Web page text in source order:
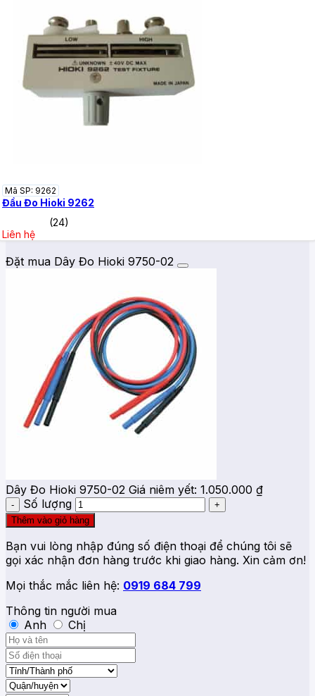
Mã SP: 9262
Đầu Đo Hioki 9262
(24)
Liên hệ
Đặt mua Dây Đo Hioki 9750-02
Dây Đo Hioki 9750-02 Giá niêm yết: 1.050.000 ₫
Số lượng
Thêm vào giỏ hàng
Bạn vui lòng nhập đúng số điện thoại để chúng tôi sẽ
gọi xác nhận đơn hàng trước khi giao hàng. Xin cảm ơn!
Mọi thắc mắc liên hệ: 0919 684 799
Thông tin người mua
Anh
Chị